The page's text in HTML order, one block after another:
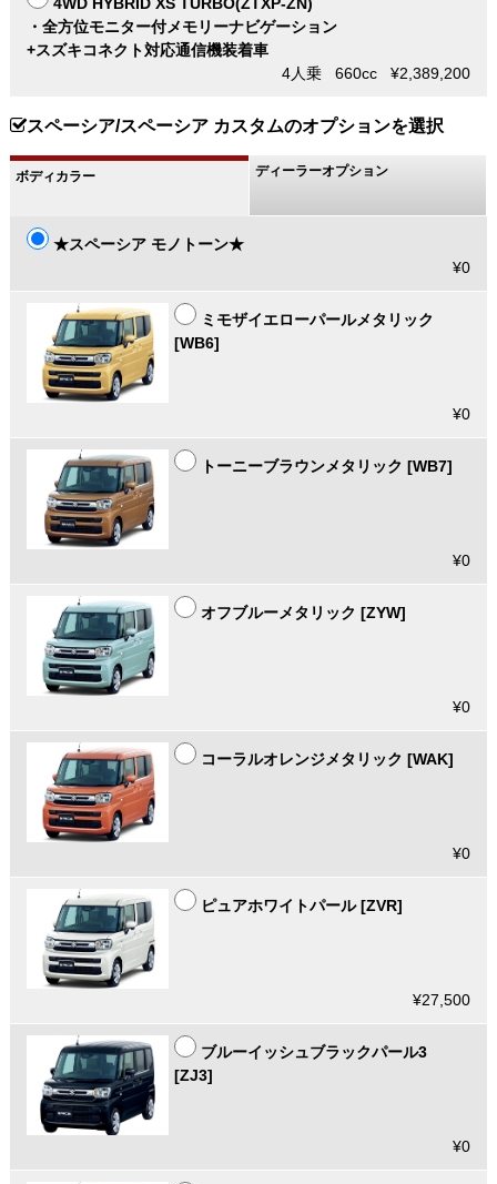
・全方位モニター付メモリーナビゲーション
+スズキコネクト対応通信機装着車
4人乗 660cc ¥2,389,200
スペーシア/スペーシア カスタムのオプションを選択
ボディカラー ディーラーオプション
★スペーシア モノトーン★
¥0
ミモザイエローパールメタリック
[WB6]
¥0
トーニーブラウンメタリック [WB7]
¥0
オフブルーメタリック [ZYW]
¥0
コーラルオレンジメタリック [WAK]
¥0
ピュアホワイトパール [ZVR]
¥27,500
ブルーイッシュブラックパール3
[ZJ3]
¥0